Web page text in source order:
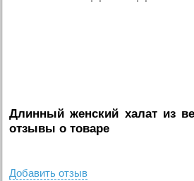
Длинный женский халат из
отзывы о товаре
Добавить отзыв